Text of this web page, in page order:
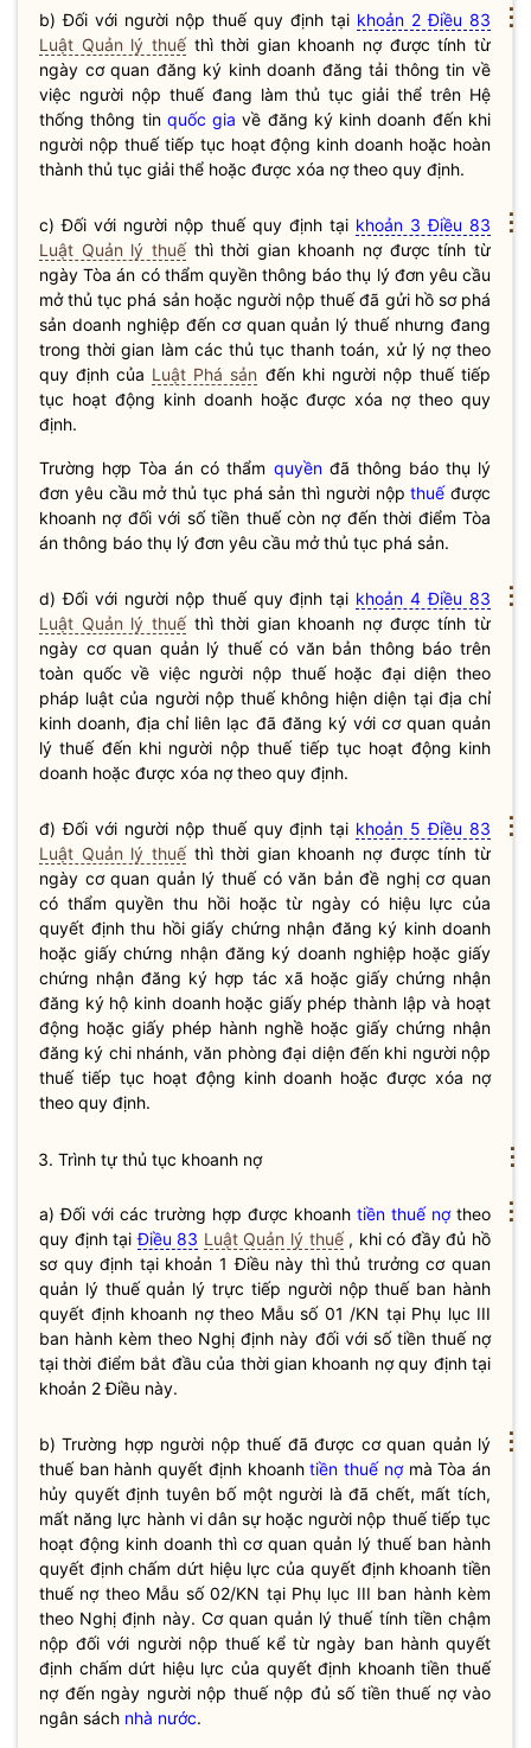
b) Đối với người nộp thuếquy định tại khoản 2 Điều 83
Luật Quản lý thuếthì thời gian khoanh nợ được tính từ
ngày cơ quan đăng ký kinh doanh đăng tải thông tin về
việc người nộp thuếđang làm thủ tục giải thể trên Hệ
thống thông tin quốc gia về đăng ký kinh doanh đến khi
người nộp thuếtiếp tục hoạt động kinh doanh hoặc hoàn
thành thủ tục giải thể hoặc được xóa nợ theo quy định.
c) Đối với người nộp thuếquy định tại khoản 3 Điều 83
Luật Quản lý thuếthì thời gian khoanh nợ được tính từ
ngày Tòa án có thẩm quyềnthông báo thụ lý đơn yêu cầu
mở thủ tục phá sản hoặc người nộpthuếđã gửi hồ sơ phá
sản doanh nghiệp đến cơ quan quản lýthuếnhưng đang
trong thời gian làm các thủ tục thanh toán, xử lý nợ theo
quy định của Luật Phá sản đến khi người nộp thuếtiếp
tục hoạt động kinh doanh hoặc được xóa nợ theo quy
định.
Trường hợp Tòa án có thẩm quyềnđã thông báo thụ lý
đơn yêu cầu mở thủ tục phá sản thì người nộpthuếđược
khoanh nợ đối với số tiền thuếcòn nợ đến thời điểm Tòa
án thông báo thụ lý đơn yêu cầu mở thủ tục phá sản.
d) Đối với người nộp thuếquy định tại khoản 4 Điều 83
Luật Quản lý thuếthì thời gian khoanh nợ được tính từ
ngày cơ quan quản lý thuếcó văn bản thông báo trên
toàn quốc về việc người nộp thuếhoặc đại diện theo
pháp luật của người nộp thuếkhông hiện diện tại địa chỉ
kinh doanh,địa chỉliên lạc đã đăng ký với cơ quan quản
lýthuếđến khi người nộpthuếtiếp tục hoạt động kinh
doanh hoặc được xóa nợ theo quy định.
đ) Đối với người nộp thuếquy định tại khoản 5 Điều 83
Luật Quản lý thuếthì thời gian khoanh nợ được tính từ
ngày cơ quan quản lý thuếcó văn bản đề nghị cơ quan
có thẩmquyền thu hồi hoặc từ ngày có hiệu lực của
quyết định thu hồi giấy chứng nhận đăng ký kinh doanh
hoặc giấy chứng nhận đăng ký doanh nghiệp hoặc giấy
chứng nhận đăng ký hợp tác xã hoặc giấy chứng nhận
đăng ký hộ kinh doanhhoặc giấy phép thành lập và hoạt
động hoặc giấy phép hành nghề hoặc giấy chứng nhận
đăng ký chi nhánh, văn phòng đại diện đến khi người nộp
thuếtiếp tục hoạt động kinh doanh hoặc được xóa nợ
theo quy định.
3. Trình tự thủ tục khoanh nợ
a) Đối với các trường hợp được khoanh tiền thuế nợtheo
quy định tạiĐiều 83 Luật Quản lý thuế, khi có đầy đủ hồ
sơ quy định tại khoản 1 Điều này thì thủ trưởng cơ quan
quản lý thuế quản lý trực tiếp người nộp thuế ban hành
quyết định khoanh nợ theo Mẫu số 01 /KN tại Phụ lục III
ban hành kèm theo Nghị định này đối với số tiền thuế nợ
tại thời điểm bắt đầu của thời gian khoanh nợ quy định tại
khoản 2 Điều này.
b) Trường hợp người nộp thuế đã được cơ quan quản lý
thuế ban hành quyết định khoanhtiền thuế nợmà Tòa án
hủy quyết định tuyên bố một người là đã chết, mất tích,
mất năng lực hành vi dân sự hoặc người nộp thuế tiếp tục
hoạt động kinh doanh thì cơ quan quản lý thuế ban hành
quyết định chấm dứt hiệu lực của quyết định khoanh tiền
thuế nợtheo Mẫu số 02/KN tại Phụ lục III ban hành kèm
theo Nghị định này. Cơ quan quản lý thuế tính tiền chậm
nộp đối với người nộp thuế kể từ ngày ban hành quyết
định chấm dứt hiệu lực của quyết định khoanhtiền thuế
nợđến ngày người nộp thuế nộp đủ số tiền thuế nợvào
ngân sách nhà nước.
⋮
⋮
⋮
⋮
⋮
⋮
⋮